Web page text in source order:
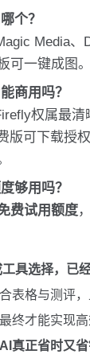
个？
Media、
可一键成图。
商用吗？
权属最清
版可下载授
够用吗？
费试用额度
具选择，已
表格与测评
终才能实现高
真正省时又省